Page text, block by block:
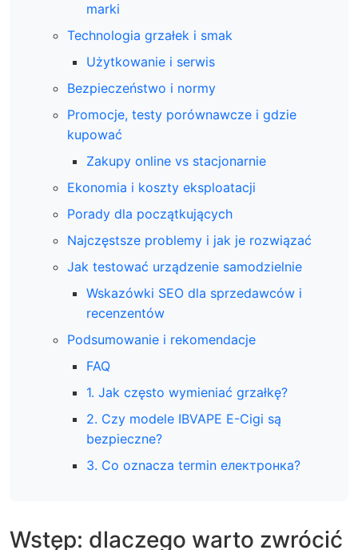
marki
Technologia grzałek i smak
Użytkowanie i serwis
Bezpieczeństwo i normy
Promocje, testy porównawcze i gdzie
kupować
Zakupy online vs stacjonarnie
Ekonomia i koszty eksploatacji
Porady dla początkujących
Najczęstsze problemy i jak je rozwiązać
Jak testować urządzenie samodzielnie
Wskazówki SEO dla sprzedawców i
recenzentów
Podsumowanie i rekomendacje
FAQ
1. Jak często wymieniać grzałkę?
2. Czy modele IBVAPE E-Cigi są
bezpieczne?
3. Co oznacza termin електронка?
Wstęp: dlaczego warto zwrócić